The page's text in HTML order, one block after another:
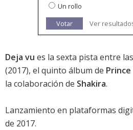
Un rollo
Votar
Ver
Deja vu es la sexta pista entre
(2017), el quinto álbum de Prince
la colaboración de Shakira.
Lanzamiento en plataformas
de 2017.